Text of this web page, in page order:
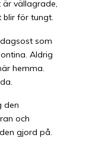
vällagrade,
blir för tungt.
som
Aldrig
hemma.
den
och
gjord på.